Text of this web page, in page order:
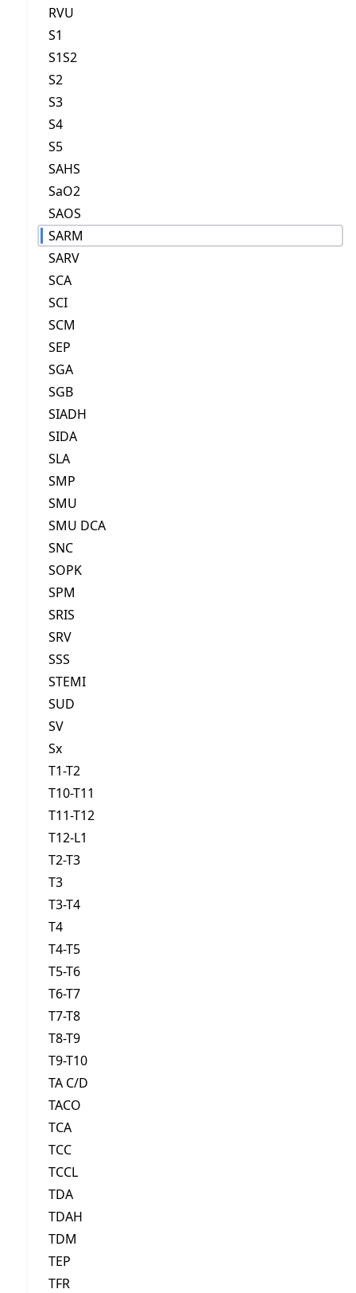
RVU
S1
S1S2
S2
S3
S4
S5
SAHS
SaO2
SAOS
SARM
SARV
SCA
SCI
SCM
SEP
SGA
SGB
SIADH
SIDA
SLA
SMP
SMU
SMU DCA
SNC
SOPK
SPM
SRIS
SRV
SSS
STEMI
SUD
SV
Sx
T1-T2
T10-T11
T11-T12
T12-L1
T2-T3
T3
T3-T4
T4
T4-T5
T5-T6
T6-T7
T7-T8
T8-T9
T9-T10
TA C/D
TACO
TCA
TCC
TCCL
TDA
TDAH
TDM
TEP
TFR